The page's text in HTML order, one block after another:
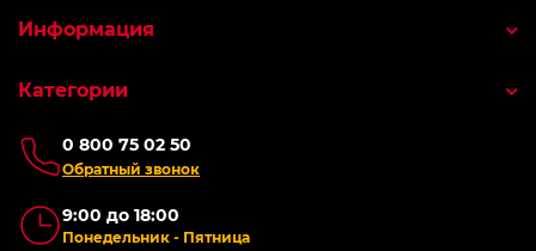
0 800 75 02 50
Обратный звонок
9:00 до 18:00
Понедельник - Пятница
Информация
Категории